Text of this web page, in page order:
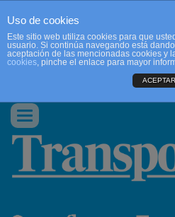
CONTACTO
Conmutar
navegación
Uso de cookies
Este sitio web utiliza cookies para que
usuario. Si continúa navegando está
aceptación de las mencionadas cookies y
cookies, pinche el enlace para mayor
ACEPTAR